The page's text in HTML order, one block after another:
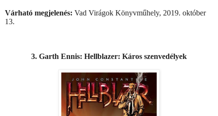
Várható megjelenés: Vad Virágok Könyvműhely, 2019. október
13.
3. Garth Ennis: Hellblazer: Káros szenvedélyek